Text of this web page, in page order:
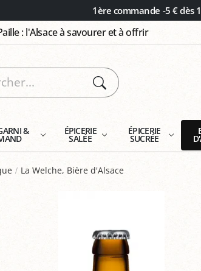
1ère commande -5 € dès
: l'Alsace à savourer et à offrir
& ÉPICERIE
SALÉE
ÉPICERIE
SUCRÉE
La Welche, Bière d'Alsace